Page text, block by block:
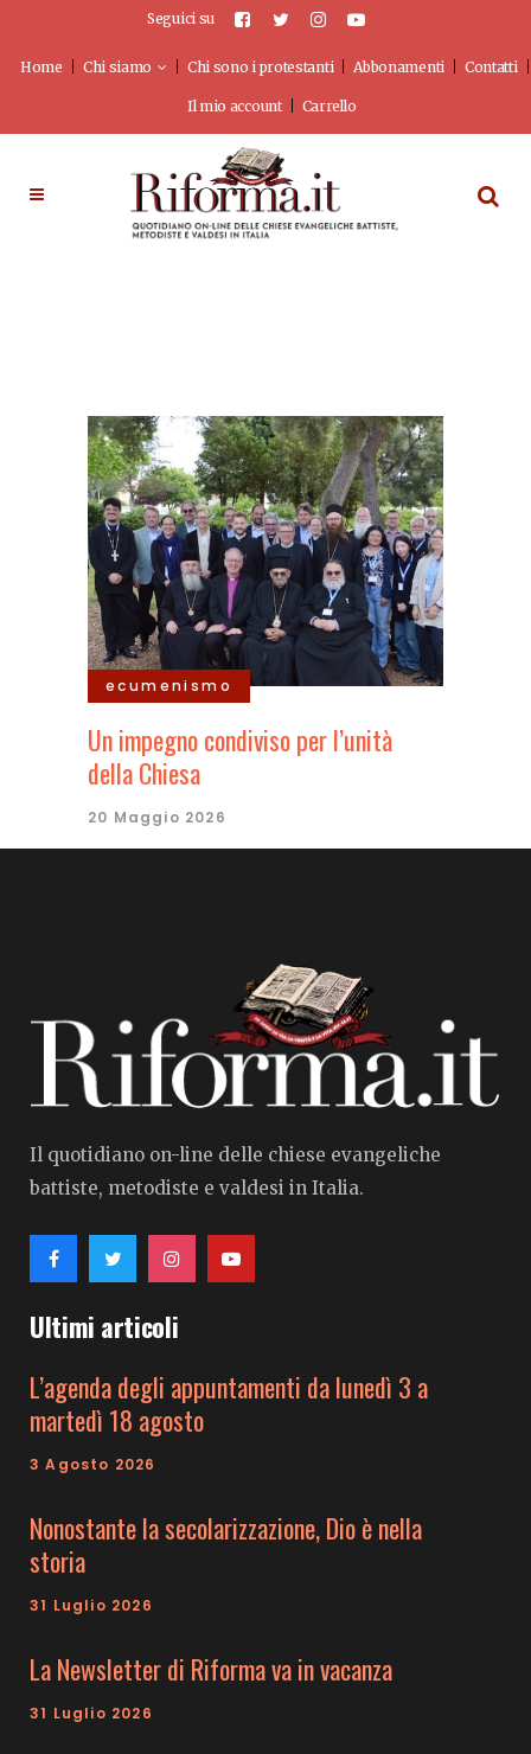
Seguici su
Home Chi siamo Chi sono i protestanti Abbonamenti Contatti
Il mio account Carrello
ecumenismo
Un impegno condiviso per l’unità
della Chiesa
20 Maggio 2026
Il quotidiano on-line delle chiese evangeliche
battiste, metodiste e valdesi in Italia.
Ultimi articoli
L’agenda degli appuntamenti da lunedì 3 a
martedì 18 agosto
3 Agosto 2026
Nonostante la secolarizzazione, Dio è nella
storia
31 Luglio 2026
La Newsletter di Riforma va in vacanza
31 Luglio 2026